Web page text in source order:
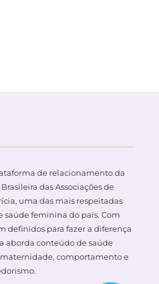
de relacionamento da
das Associações de
uma das mais respeitadas
saúde feminina do país. Com
definidos para fazer a diferença
aborda conteúdo de saúde
comportamento e